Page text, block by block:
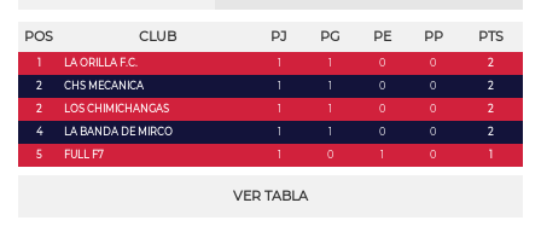
POS CLUB PJ PG PE PP PTS
1 LA ORILLA F.C. 1 1 0 0
2
2
CHS MECANICA 1 1 0 0
2
2
LOS CHIMICHANGAS 1 1 0 0
2
4
LA BANDA DE MIRCO 1 1 0 0
2
5
FULL F7 1 0 1 0 1
VER TABLA